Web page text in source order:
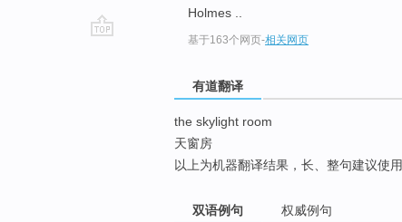
Holmes ..
基于163个网页-相关网页
有道翻译
the skylight room
天窗房
以上为机器翻译结果，长、整句建议使用
双语例句 权威例句